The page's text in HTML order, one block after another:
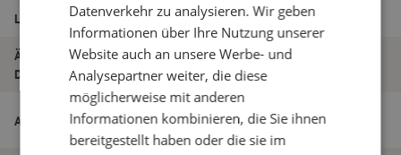
Länge 14m
Äußerer
Durchmesser (mm)
1.8
Artikelname
Patchkabel duplex OM4, LC/PC-LC/PC,
Datenverkehr zu analysieren. Wir geben
Informationen über Ihre Nutzung unserer
Website auch an unsere Werbe- und
Analysepartner weiter, die diese
möglicherweise mit anderen
Informationen kombinieren, die Sie ihnen
bereitgestellt haben oder die sie im